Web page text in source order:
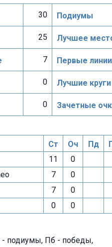
30 Подиумы
25 Лучшее
7 Первые линии
0 Лучшие круги
0 Зачетные
Ст Оч Пд
11
0
7 0
7
0
0 0
- подиумы, Пб - победы,